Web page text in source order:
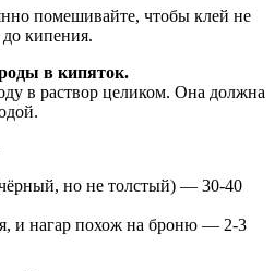
помешивайте, чтобы клей не
кипения.
в кипяток.
в раствор целиком. Она должна
но не толстый) — 30-40
и нагар похож на броню — 2-3